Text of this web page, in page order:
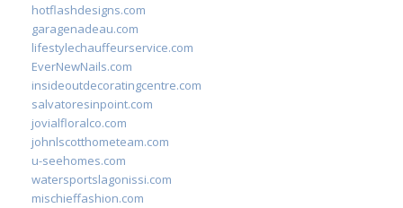
hotflashdesigns.com
garagenadeau.com
lifestylechauffeurservice.com
EverNewNails.com
insideoutdecoratingcentre.com
salvatoresinpoint.com
jovialfloralco.com
johnlscotthometeam.com
u-seehomes.com
watersportslagonissi.com
mischieffashion.com